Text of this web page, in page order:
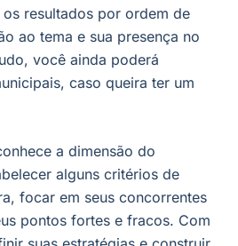
resultados por ordem de
ao tema e sua presença no
você ainda poderá
caso queira ter um
a dimensão do
alguns critérios de
focar em seus concorrentes
pontos fortes e fracos. Com